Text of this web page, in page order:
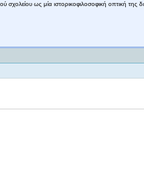
ως μία ιστορικοφιλοσοφική οπτική